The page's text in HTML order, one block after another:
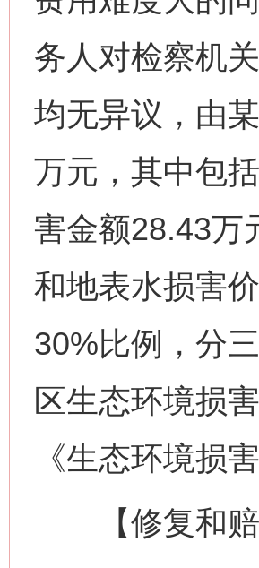
务人对检察机
均无异议，由
万元，其中包
害金额28.43万
和地表水损害
30%比例，分
区生态环境损
《生态环境损
【修复和赔